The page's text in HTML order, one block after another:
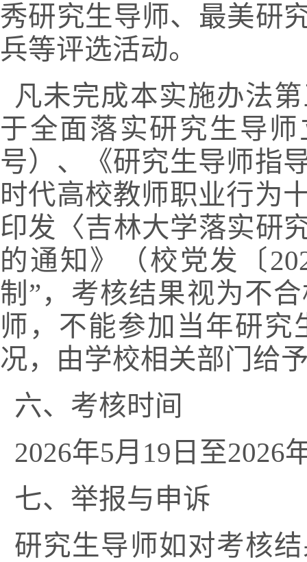
秀研究生导师、最美研
兵等评选活动。
凡未完成本实施办法
于全面落实研究生导
号）、《研究生导师指
时代高校教师职业行为
印发〈吉林大学落实研
的通知》（校党发〔
制 ” ，考核结果视为不
师，不能参加当年研
况，由学校相关部门给
六、考核时间
2026年5月 19 日至2026
七、举报与申诉
研究生导师如对考核